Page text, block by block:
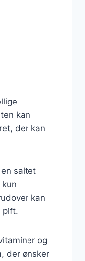
kan
der kan
saltet
kun
kan
pift.
og
der ønsker